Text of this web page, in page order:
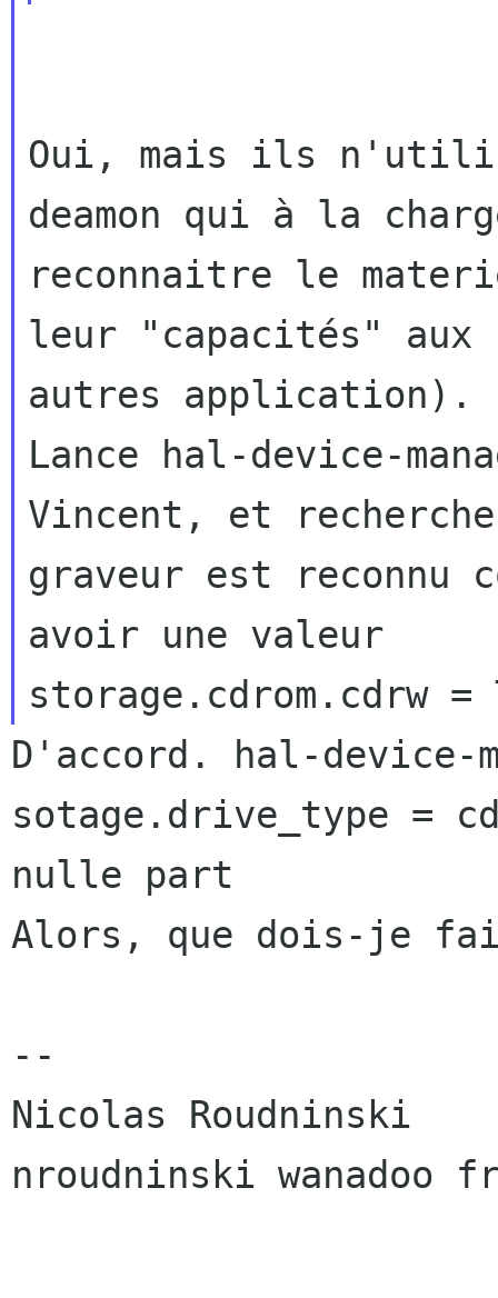
Oui, mais ils
deamon qui à la
reconnaitre le
leur "capacités" aux
autres application).
Lance hal-device-
Vincent, et
graveur est reconnu
avoir une valeur
D'accord. hal-device-
sotage.drive_type =
nulle part
Alors, que dois-je
--
Nicolas Roudninski
nroudninski wanadoo